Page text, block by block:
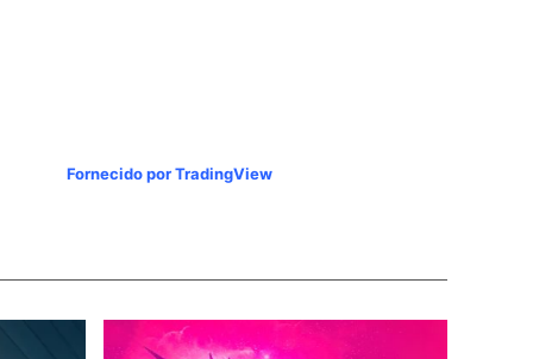
Fornecido por TradingView